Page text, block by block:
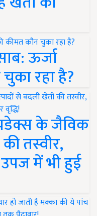
ऊर्जा
रहा है?
के जैविक
तस्वीर,
में भी हुई